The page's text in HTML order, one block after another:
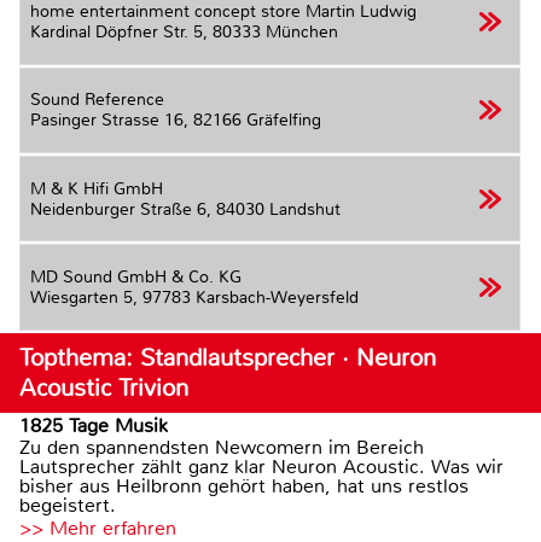
home entertainment concept store Martin Ludwig
Kardinal Döpfner Str. 5, 80333 München
Sound Reference
Pasinger Strasse 16, 82166 Gräfelfing
M & K Hifi GmbH
Neidenburger Straße 6, 84030 Landshut
MD Sound GmbH & Co. KG
Wiesgarten 5, 97783 Karsbach-Weyersfeld
Topthema: Standlautsprecher · Neuron
Acoustic Trivion
1825 Tage Musik
Zu den spannendsten Newcomern im Bereich
Lautsprecher zählt ganz klar Neuron Acoustic. Was wir
bisher aus Heilbronn gehört haben, hat uns restlos
begeistert.
>> Mehr erfahren